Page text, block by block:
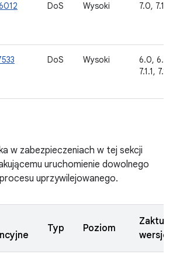
DoS Wysoki 7.0,
DoS Wysoki
6.0,
7.1.1,
w zabezpieczeniach w tej sekcji
uruchomienie dowolnego
uprzywilejowanego.
Typ Poziom
wersje